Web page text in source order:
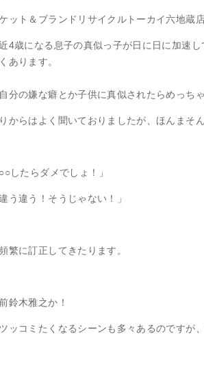
ット＆ブランドリサイクルトーカイ六地蔵店
4歳になる息子の真似っ子が日に日に加速
あります。
分の嫌な癖とか子供に真似されたらめっちゃ
からはよく聞いておりましたが、ほんまそ
したらダメでしょ！」
う違う！そうじゃない！」
繁に訂正してきたります。
鈴木雅之か！
ッコミたくなるシーンも多々あるのですが